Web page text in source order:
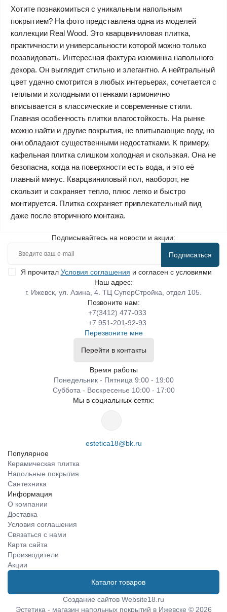
Хотите познакомиться с уникальным напольным
покрытием? На фото представлена одна из моделей
коллекции Real Wood. Это кварцвиниловая плитка,
практичности и универсальности которой можно только
позавидовать. Интересная фактура изюминка напольного
декора. Он выглядит стильно и элегантно. А нейтральный
цвет удачно смотрится в любых интерьерах, сочетается с
теплыми и холодными оттенками гармонично
вписывается в классические и современные стили.
Главная особенность плитки влагостойкость. На рынке
можно найти и другие покрытия, не впитывающие воду, но
они обладают существенными недостатками. К примеру,
кафельная плитка слишком холодная и скользкая. Она не
безопасна, когда на поверхности есть вода, и это её
главный минус. Кварцвиниловый пол, наоборот, не
скользит и сохраняет тепло, плюс легко и быстро
монтируется. Плитка сохраняет привлекательный вид
даже после вторичного монтажа.
Подписывайтесь на новости и акции:
Подписаться
Я прочитал Условия соглашения и согласен с условиями
Наш адрес:
г. Ижевск, ул. Азина, 4. ТЦ СуперСтройка, отдел 105.
Позвоните нам:
+7(3412) 477-033
+7 951-201-92-93
Перезвоните мне
Перейти в контакты
Время работы
Понедельник - Пятница 9:00 - 19:00
Суббота - Воскресенье 10:00 - 17:00
Мы в социальных сетях:
estetica18@bk.ru
Популярное
Керамическая плитка
Напольные покрытия
Сантехника
Информация
О компании
Доставка
Условия соглашения
Связаться с нами
Карта сайта
Производители
Акции
Каталог товаров
Создание сайтов Website18.ru
Эстетика - магазин напольных покрытий в Ижевске © 2026